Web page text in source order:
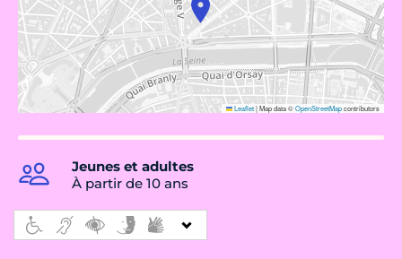
Leaflet|Map data ©OpenStreetMapcontributors
Jeunes et adultes
À partir de 10 ans